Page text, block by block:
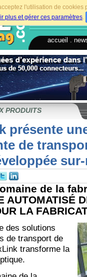
l'utilisation de
plus et gérer ces paramètres.
accueil
PRODUITS
présente
de
de la
AUTOMATISÉ
LA
des solutions
de transport de
transforme la